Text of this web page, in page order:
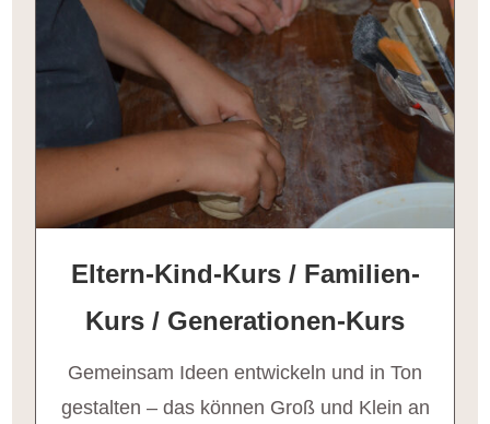
Eltern-Kind-Kurs / Familien-
Kurs / Generationen-Kurs
Gemeinsam Ideen entwickeln und in Ton
gestalten – das können Groß und Klein an